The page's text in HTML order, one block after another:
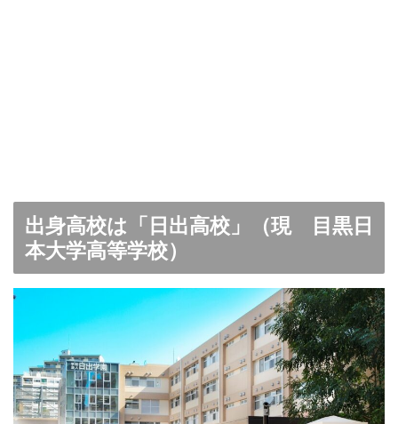
出身高校は「日出高校」（現 目黒日
本大学高等学校）